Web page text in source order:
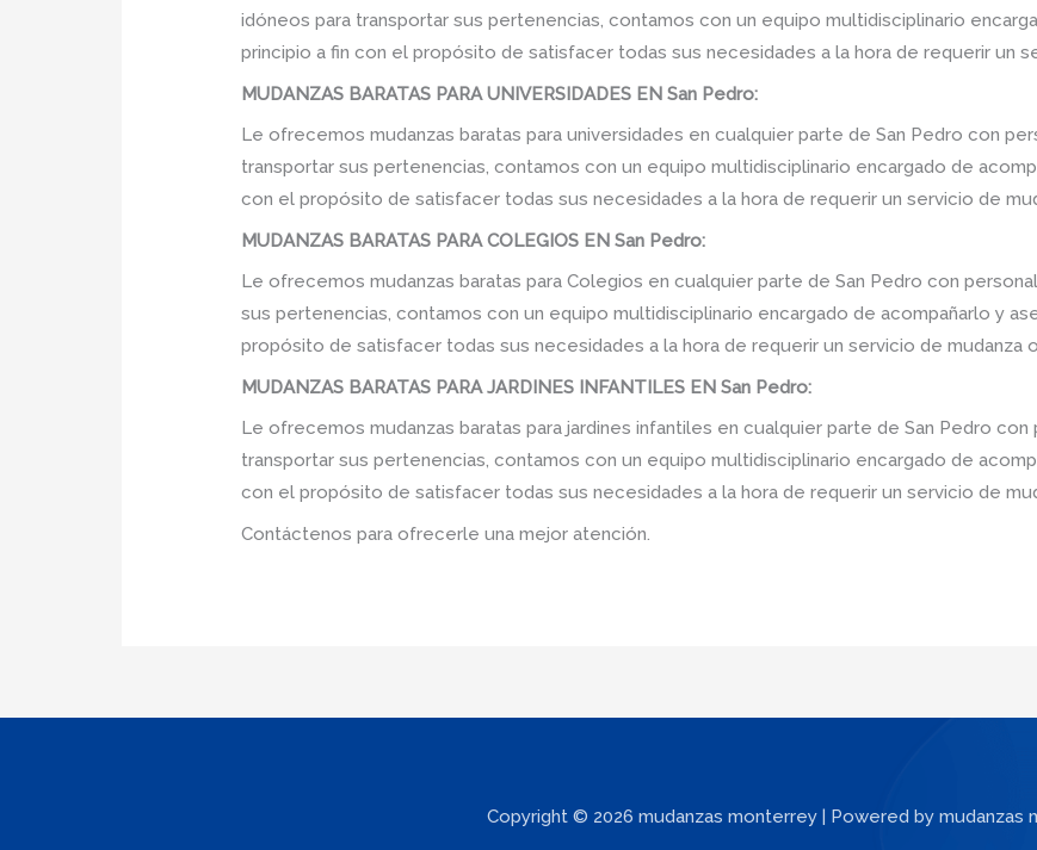
idóneos para transportar sus pertenencias, contamos con un equipo multidisciplinario
principio a fin con el propósito de satisfacer todas sus necesidades a la hora de requerir un
MUDANZAS BARATAS PARA UNIVERSIDADES EN San Pedro:
Le ofrecemos mudanzas baratas para universidades en cualquier parte de San Pedro con
transportar sus pertenencias, contamos con un equipo multidisciplinario encargado de
con el propósito de satisfacer todas sus necesidades a la hora de requerir un servicio de
MUDANZAS BARATAS PARA COLEGIOS EN San Pedro:
Le ofrecemos mudanzas baratas para Colegios en cualquier parte de San Pedro con
sus pertenencias, contamos con un equipo multidisciplinario encargado de acompañarlo y
propósito de satisfacer todas sus necesidades a la hora de requerir un servicio de mudanza
MUDANZAS BARATAS PARA JARDINES INFANTILES EN San Pedro:
Le ofrecemos mudanzas baratas para jardines infantiles en cualquier parte de San Pedro
transportar sus pertenencias, contamos con un equipo multidisciplinario encargado de
con el propósito de satisfacer todas sus necesidades a la hora de requerir un servicio de
Contáctenos para ofrecerle una mejor atención.
Copyright © 2026 mudanzas monterrey | Powered by mudanzas